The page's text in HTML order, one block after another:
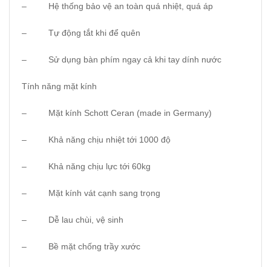
– Hệ thống bảo vệ an toàn quá nhiệt, quá áp
– Tự động tắt khi để quên
– Sử dụng bàn phím ngay cả khi tay dính nước
Tính năng mặt kính
– Mặt kính Schott Ceran (made in Germany)
– Khả năng chịu nhiệt tới 1000 độ
– Khả năng chịu lực tới 60kg
– Mặt kính vát cạnh sang trọng
– Dễ lau chùi, vệ sinh
– Bề mặt chống trầy xước